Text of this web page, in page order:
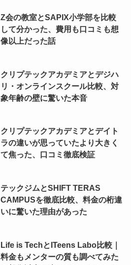
Z会の教室とSAPIX小学部を比較
して分かった、費用も口コミも想
像以上だった話
クリプテックアカデミアとデジハ
リ・オンラインスクール比較、対
象年齢の壁に驚いた本音
クリプテックアカデミアとデイト
ラの違いが思っていたより大きく
て焦った、口コミ徹底検証
テックジムとSHIFT TERAS
CAMPUSを徹底比較、料金の桁違
いに驚いた理由があった
Life is TechとITeens Labo比較｜
料金もメンターの質も調べてみた